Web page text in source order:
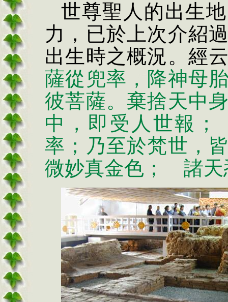
世尊聖人的出生
力，已於上次介紹
出生時之概況。經
薩從兜率，降神母
彼菩薩。棄捨天中
中，即受人世報
率；乃至於梵世，
微妙真金色； 諸天